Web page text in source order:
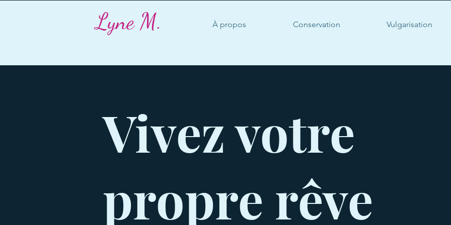
Lyne M. À propos Conservation Vulgarisation
Vivez votre
propre rêve